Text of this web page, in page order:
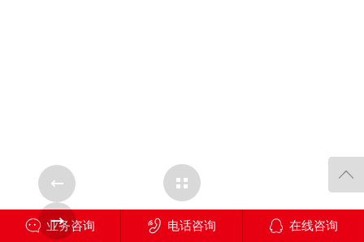
业务咨询 电话咨询 在线咨询